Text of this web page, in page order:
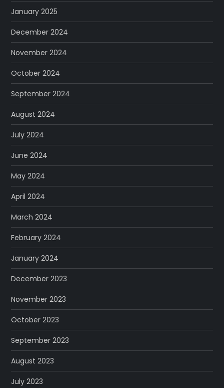
January 2025
December 2024
November 2024
October 2024
September 2024
August 2024
July 2024
June 2024
May 2024
April 2024
March 2024
February 2024
January 2024
December 2023
November 2023
October 2023
September 2023
August 2023
July 2023